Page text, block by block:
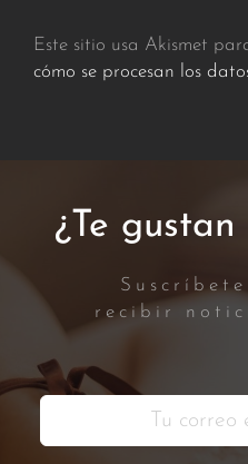
Este sitio usa Akismet
cómo se procesan los
¿Te
recibir